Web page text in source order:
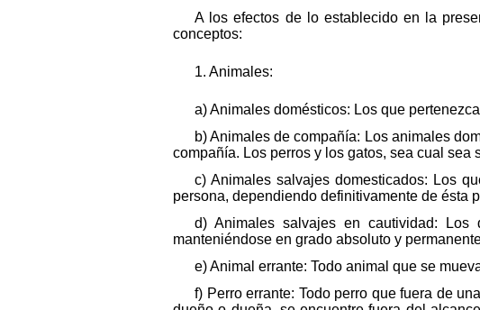
A los efectos de lo establecido en la
conceptos:
1. Animales:
a) Animales domésticos: Los que
b) Animales de compañía: Los animales
compañía. Los perros y los gatos, sea cual
c) Animales salvajes domesticados: Los
persona, dependiendo definitivamente de ésta
d) Animales salvajes en cautividad:
manteniéndose en grado absoluto y
e) Animal errante: Todo animal que se
f) Perro errante: Todo perro que fuera de